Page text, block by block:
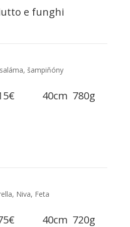
e funghi
šampiňóny
40cm 780g
Niva, Feta
40cm 720g